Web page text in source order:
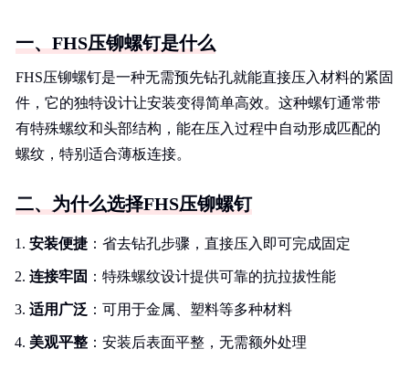
一、FHS压铆螺钉是什么
FHS压铆螺钉是一种无需预先钻孔就能直接压入材料的紧固
件，它的独特设计让安装变得简单高效。这种螺钉通常带
有特殊螺纹和头部结构，能在压入过程中自动形成匹配的
螺纹，特别适合薄板连接。
二、为什么选择FHS压铆螺钉
安装便捷 ：省去钻孔步骤，直接压入即可完成固定
连接牢固 ：特殊螺纹设计提供可靠的抗拉拔性能
适用广泛 ：可用于金属、塑料等多种材料
美观平整 ：安装后表面平整，无需额外处理